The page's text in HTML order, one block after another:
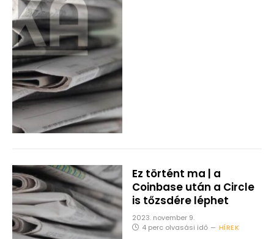
Ez történt ma | a
Coinbase után a Circle
is tőzsdére léphet
2023. november 9.
4 perc olvasási idő
HÍREK